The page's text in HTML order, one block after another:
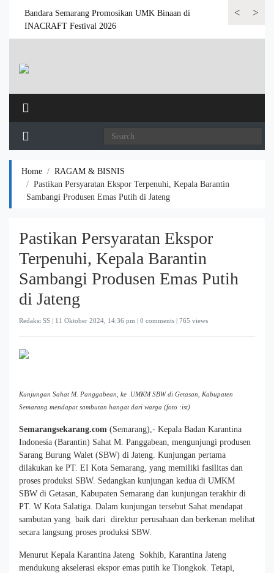
<
Bandara Semarang Promosikan UMK Binaan di
INACRAFT Festival 2026
Bandara>
Home
RAGAM & BISNIS
Pastikan Persyaratan Ekspor Terpenuhi, Kepala Barantin
Sambangi Produsen Emas Putih di Jateng
Pastikan Persyaratan Ekspor
Terpenuhi, Kepala Barantin
Sambangi Produsen Emas Putih
di Jateng
Redaksi SS | 11 Oktober 2024, 14:36 pm | 0 comments | 765 views
Kunjungan Sahat M. Panggabean, ke UMKM SBW di Getasan, Kabupaten
Semarang mendapat sambutan hangat dari warga (foto :ist)
Semarangsekarang.com (Semarang),- Kepala Badan Karantina
Indonesia (Barantin) Sahat M. Panggabean, mengunjungi produsen
Sarang Burung Walet (SBW) di Jateng. Kunjungan pertama
dilakukan ke PT. EI Kota Semarang, yang memiliki fasilitas dan
proses produksi SBW. Sedangkan kunjungan kedua di UMKM
SBW di Getasan, Kabupaten Semarang dan kunjungan terakhir di
PT. W Kota Salatiga. Dalam kunjungan tersebut Sahat mendapat
sambutan yang baik dari direktur perusahaan dan berkenan melihat
secara langsung proses produksi SBW.
Menurut Kepala Karantina Jateng Sokhib, Karantina Jateng
mendukung akselerasi ekspor emas putih ke Tiongkok. Tetapi,